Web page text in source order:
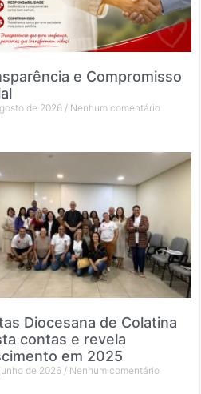
e Compromisso
de 2026 Nenhum comentário
Diocesana de Colatina
contas e revela
em 2025
de 2026 Nenhum comentário